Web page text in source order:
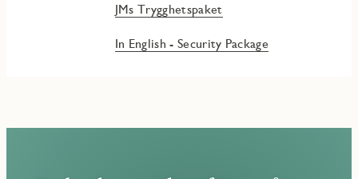
JMs Trygghetspaket
In English - Security Package